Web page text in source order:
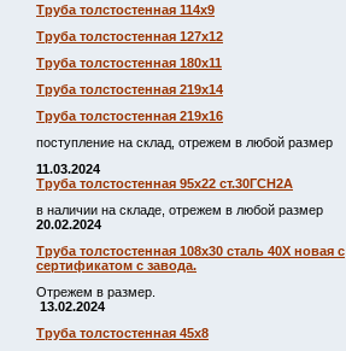
Труба толстостенная 114х9
Труба толстостенная 127х12
Труба толстостенная 180х11
Труба толстостенная 219х14
Труба толстостенная 219х16
поступление на склад, отрежем в любой размер
11.03.2024
Труба толстостенная 95х22 ст.30ГСН2А
в наличии на складе, отрежем в любой размер
20.02.2024
Труба толстостенная 108х30 сталь 40Х новая с
сертификатом с завода.
Отрежем в размер.
13.02.2024
Труба толстостенная 45х8